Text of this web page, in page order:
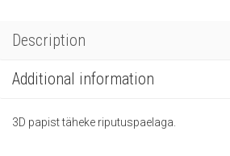
Description
Additional information
3D papist täheke riputuspaelaga.